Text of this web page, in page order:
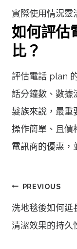
實際使用情況靈
如何評估
比？
評估電話 plan
話分鐘數、數據
髮族來說，最重
操作簡單、且價
電訊商的優惠，
文
章
覽
PREVIOUS
洗地毯後如何延
清潔效果的持久